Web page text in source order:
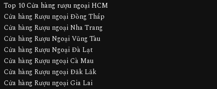
Top 10 Cửa hàng rượu ngoại HCM
Cửa hàng Rượu ngoại Đồng Tháp
Cửa hàng Rượu ngoại Nha Trang
Cửa hàng Rượu Ngoại Vũng Tàu
Cửa hàng Rượu Ngoại Đà Lạt
Cửa hàng Rượu ngoại Cà Mau
Cửa hàng Rượu ngoại Đăk Lăk
Cửa hàng Rượu ngoại Gia Lai